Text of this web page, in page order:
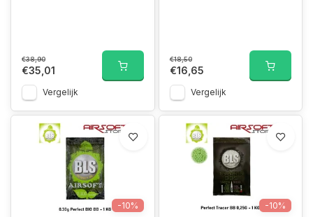
€38,90
€35,01
Vergelijk
€18,50
€16,65
Vergelijk
-10% -10%